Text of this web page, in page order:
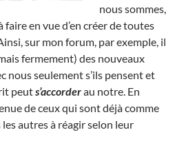
nous sommes,
faire en vue d’en créer de toutes
sur mon forum, par exemple, il
fermement) des nouveaux
nous seulement s’ils pensent et
peuts’accorderau notre. En
de ceux qui sont déjà comme
autres à réagir selon leur